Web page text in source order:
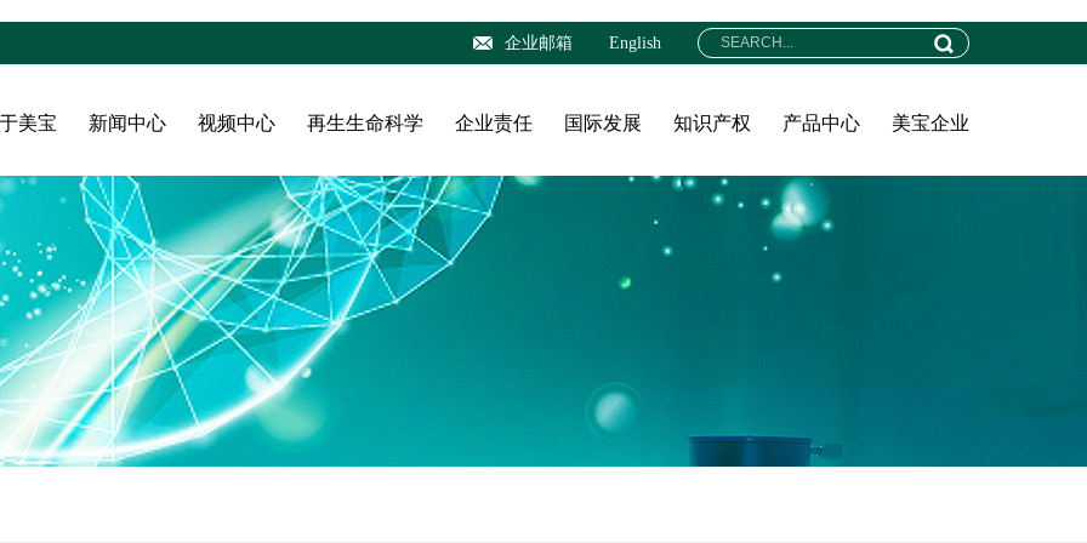
English
企业邮箱
美宝 新闻中心 视频中心 再生生命科学 企业责任 国际发展 知识产权 产品中心 美宝企业